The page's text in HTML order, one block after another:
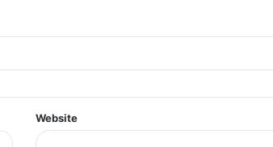
Website